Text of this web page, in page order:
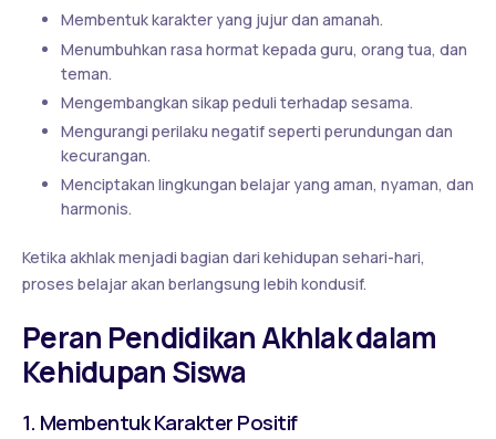
Membentuk karakter yang jujur dan amanah.
Menumbuhkan rasa hormat kepada guru, orang tua, dan
teman.
Mengembangkan sikap peduli terhadap sesama.
Mengurangi perilaku negatif seperti perundungan dan
kecurangan.
Menciptakan lingkungan belajar yang aman, nyaman, dan
harmonis.
Ketika akhlak menjadi bagian dari kehidupan sehari-hari,
proses belajar akan berlangsung lebih kondusif.
Peran Pendidikan Akhlak dalam
Kehidupan Siswa
1. Membentuk Karakter Positif